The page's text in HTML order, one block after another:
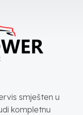
smješten u
kompletnu